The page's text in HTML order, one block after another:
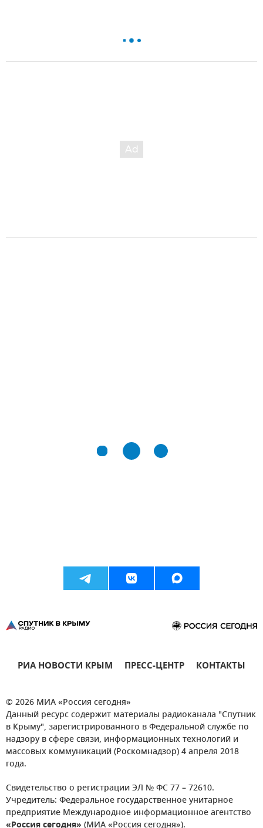
РИА НОВОСТИ КРЫМ ПРЕСС-ЦЕНТР КОНТАКТЫ
© 2026 МИА «Россия сегодня»
Данный ресурс содержит материалы радиоканала "Спутник
в Крыму", зарегистрированного в Федеральной службе по
надзору в сфере связи, информационных технологий и
массовых коммуникаций (Роскомнадзор) 4 апреля 2018
года.
Свидетельство о регистрации ЭЛ № ФС 77 – 72610.
Учредитель: Федеральное государственное унитарное
предприятие Международное информационное агентство